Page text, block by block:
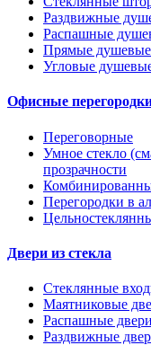
Раздвижные
Распашные
Прямые душевые
Угловые
Офисные
Переговорные
Умное стекло
прозрачности
Перегородки в
Двери из стекла
Стеклянные
Маятниковые
Распашные двери
Раздвижные